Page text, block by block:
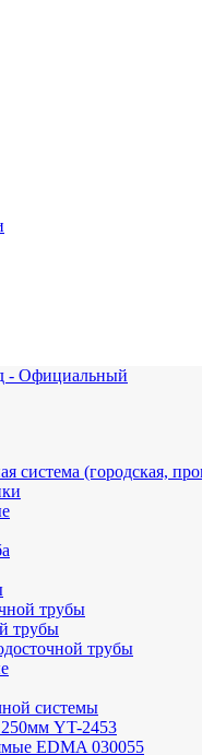
система (городская,
трубы
трубы
трубы
системы
YT-2453
EDMA 030055